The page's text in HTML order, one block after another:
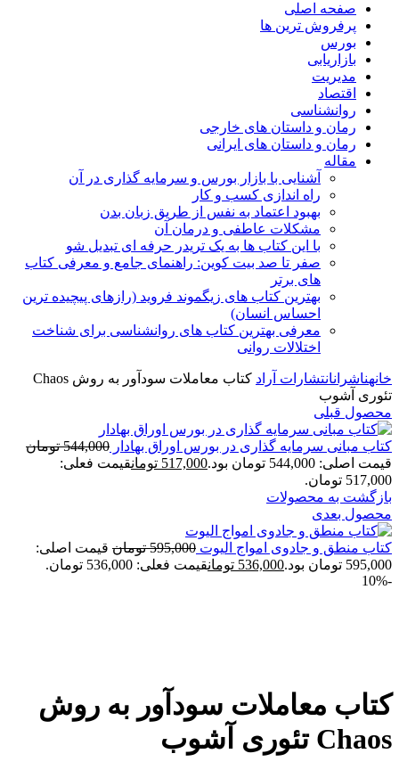
صفحه اصلی
پرفروش ترین ها
بورس
بازاریابی
مدیریت
اقتصاد
روانشناسی
رمان و داستان های خارجی
رمان و داستان های ایرانی
مقاله
آشنایی با بازار بورس و سرمایه گذاری در آن
راه اندازی کسب و کار
بهبود اعتماد به نفس از طریق زبان بدن
مشکلات عاطفی و درمان آن
با این کتاب ها به یک تریدر حرفه ای تبدیل شو
صفر تا صد بیت کوین: راهنمای جامع و معرفی کتاب
های برتر
بهترین کتاب های زیگموند فروید (رازهای پیچیده ترین
احساس انسان)
معرفی بهترین کتاب های روانشناسی برای شناخت
اختلالات روانی
خانهناشرانانتشارات آراد
کتاب معاملات سودآور به روش Chaos
تئوری آشوب
محصول قبلی
كتاب مبانی سرمايه گذاری در بورس اوراق بهادار 544,000 تومان
قیمت اصلی: 544,000 تومان بود.
517,000 تومانقیمت فعلی:
517,000 تومان.
بازگشت به محصولات
محصول بعدی
کتاب منطق و جادوی امواج الیوت 595,000 تومان قیمت اصلی:
595,000 تومان بود.
536,000 تومانقیمت فعلی: 536,000 تومان.
-10%
کتاب معاملات سودآور به روش
Chaos تئوری آشوب